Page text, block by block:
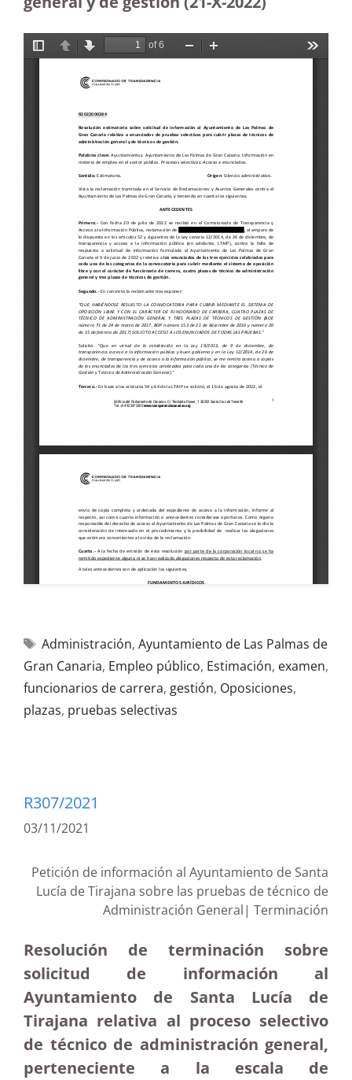
Administración, Ayuntamiento de Las Palmas de
Gran Canaria, Empleo público, Estimación, examen,
funcionarios de carrera, gestión, Oposiciones,
plazas, pruebas selectivas
R307/2021
03/11/2021
Petición de información al Ayuntamiento de Santa
Lucía de Tirajana sobre las pruebas de técnico de
Administración General| Terminación
Resolución de terminación sobre
solicitud de información al
Ayuntamiento de Santa Lucía de
Tirajana relativa al proceso selectivo
de técnico de administración general,
perteneciente a la escala de